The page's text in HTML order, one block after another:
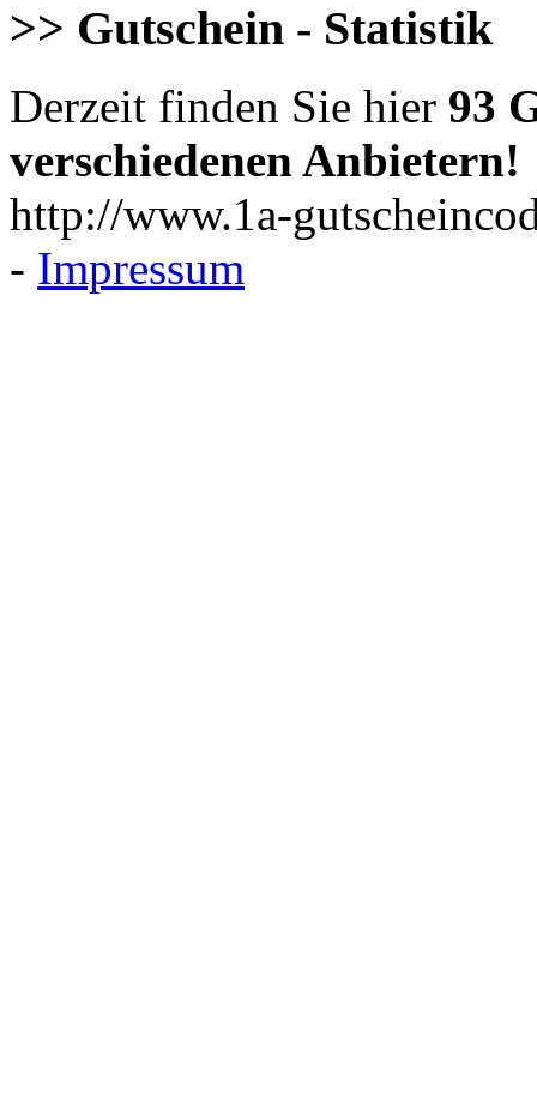
>> Gutschein - Statistik
Derzeit finden Sie hier 93
verschiedenen Anbietern!
http://www.1a-
- Impressum